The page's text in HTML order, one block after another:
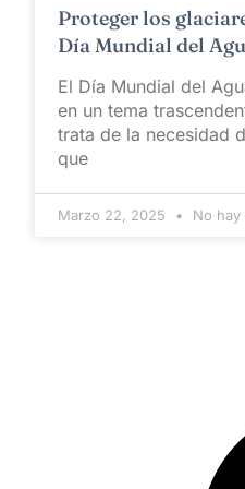
Proteger los
Día Mundial del
El Día Mundial del
en un tema
trata de la necesidad
que
Marzo 22, 2025 No hay